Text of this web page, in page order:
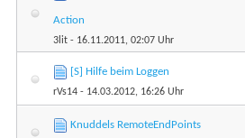
Action
3lit - 16.11.2011, 02:07 Uhr
[S] Hilfe beim Loggen
rVs14 - 14.03.2012, 16:26 Uhr
Knuddels RemoteEndPoints